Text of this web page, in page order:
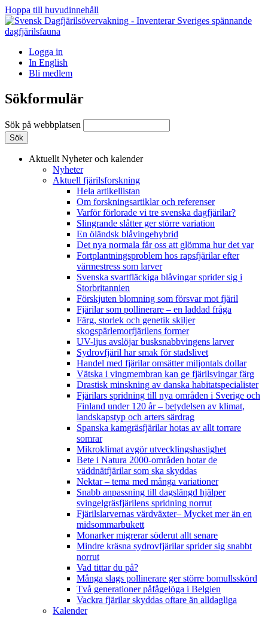
Hoppa till huvudinnehåll
Logga in
In English
Bli medlem
Sökformulär
Sök på webbplatsen
Aktuellt Nyheter och kalender
Nyheter
Aktuell fjärilsforskning
Hela artikellistan
Om forskningsartiklar och referenser
Varför förlorade vi tre svenska dagfjärilar?
Slingrande slåtter ger större variation
En öländsk blåvingehybrid
Det nya normala får oss att glömma hur det var
Fortplantningsproblem hos rapsfjärilar efter
värmestress som larver
Svenska svartfläckiga blåvingar sprider sig i
Storbritannien
Förskjuten blomning som försvar mot fjäril
Fjärilar som pollinerare – en laddad fråga
Färg, storlek och genetik skiljer
skogspärlemorfjärilens former
UV-ljus avslöjar busksnabbvingens larver
Sydrovfjäril har smak för stadslivet
Handel med fjärilar omsätter miljontals dollar
Vätska i vingmembran kan ge fjärilsvingar färg
Drastisk minskning av danska habitatspecialister
Fjärilars spridning till nya områden i Sverige och
Finland under 120 år– betydelsen av klimat,
landskapstyp och arters särdrag
Spanska kamgräsfjärilar hotas av allt torrare
somrar
Mikroklimat avgör utvecklingshastighet
Bete i Natura 2000-områden hotar de
väddnätfjärilar som ska skyddas
Nektar – tema med många variationer
Snabb anpassning till dagslängd hjälper
svingelgräsfjärilens spridning norrut
Fjärilslarvernas värdväxter– Mycket mer än en
midsommarbukett
Monarker migrerar söderut allt senare
Mindre kräsna sydrovfjärilar sprider sig snabbt
norrut
Vad tittar du på?
Många slags pollinerare ger större bomullsskörd
Två generationer påfågelöga i Belgien
Vackra fjärilar skyddas oftare än alldagliga
Kalender